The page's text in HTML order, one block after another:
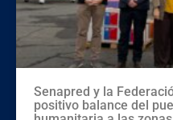
Senapred y la
positivo balance del